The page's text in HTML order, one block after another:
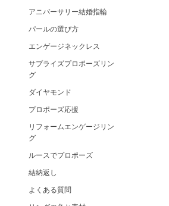
アニバーサリー結婚指輪
パールの選び方
エンゲージネックレス
サプライズプロポーズリン
グ
ダイヤモンド
プロポーズ応援
リフォームエンゲージリン
グ
ルースでプロポーズ
結納返し
よくある質問